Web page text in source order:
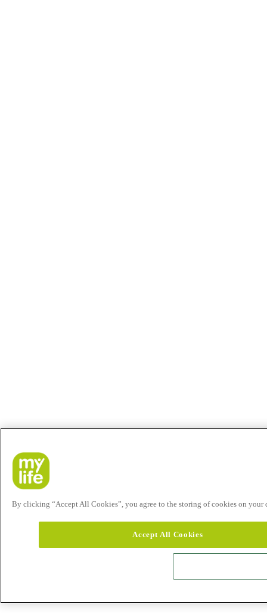
By clicking “Accept All Cookies”, you agree to the storing of cookies on your
Accept All Cookies